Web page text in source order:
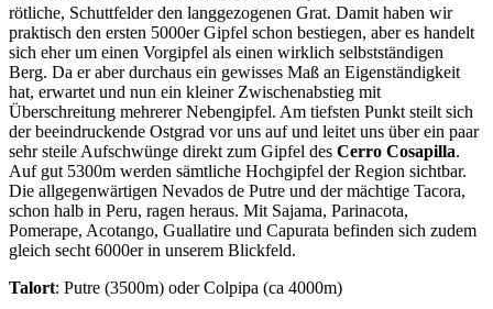
rötliche, Schuttfelder den langgezogenen Grat. Damit haben wir
praktisch den ersten 5000er Gipfel schon bestiegen, aber es handelt
sich eher um einen Vorgipfel als einen wirklich selbstständigen
Berg. Da er aber durchaus ein gewisses Maß an Eigenständigkeit
hat, erwartet und nun ein kleiner Zwischenabstieg mit
Überschreitung mehrerer Nebengipfel. Am tiefsten Punkt steilt sich
der beeindruckende Ostgrad vor uns auf und leitet uns über ein paar
sehr steile Aufschwünge direkt zum Gipfel des Cerro Cosapilla.
Auf gut 5300m werden sämtliche Hochgipfel der Region sichtbar.
Die allgegenwärtigen Nevados de Putre und der mächtige Tacora,
schon halb in Peru, ragen heraus. Mit Sajama, Parinacota,
Pomerape, Acotango, Guallatire und Capurata befinden sich zudem
gleich secht 6000er in unserem Blickfeld.
Talort: Putre (3500m) oder Colpipa (ca 4000m)